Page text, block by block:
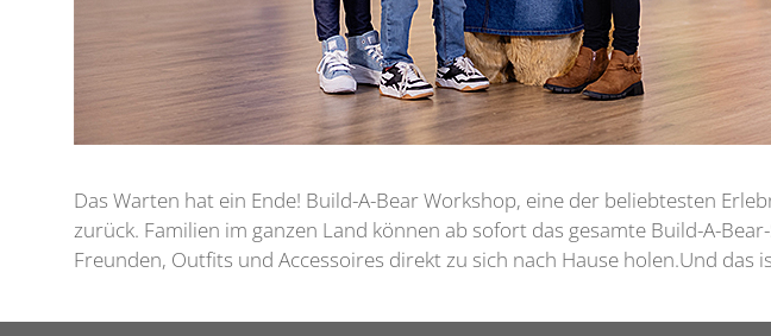
Das Warten hat ein Ende! Build-A-Bear Workshop, eine der beliebtesten
zurück. Familien im ganzen Land können ab sofort das gesamte Build-A-
Freunden, Outfits und Accessoires direkt zu sich nach Hause holen.Und